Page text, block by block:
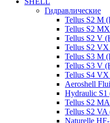
Гидравлические
Tellus S2 M
Tellus S2
Tellus S2 V
Tellus S2
Tellus S3 M
Tellus S3 V
Tellus S4
Aeroshell
Hydraulic S1
Tellus S2
Tellus S2
Naturelle